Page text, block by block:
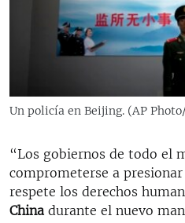
RADIO MARTÍ
ESPECIALES
LA REALIDAD DE LA
KENTU-CUBANO
LOS SANTOS DE HIALEAH
DESINFORMACIÓN RUSA EN
EDITORIALES
Un policía en Beijing. (AP
“Los gobiernos de todo el
comprometerse a
respete los derechos
China durante el nuevo